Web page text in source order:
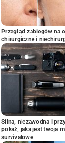
Przegląd zabiegów na
chirurgiczne i
Silna, niezawodna i
pokaż, jaka jest twoja
survivalowe